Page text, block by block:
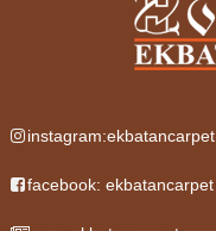
instagram:ekbatancarpet
facebook: ekbatancarpet